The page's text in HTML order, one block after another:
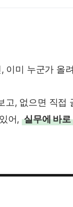
이미 누군가 올
고, 없으면 직
어,실무에 바